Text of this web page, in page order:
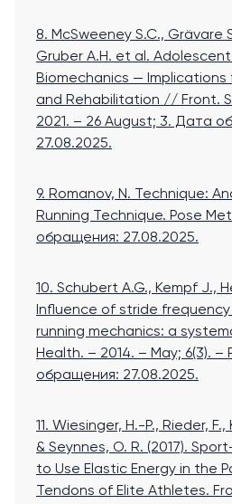
8. McSweeney S.C., Grävare
Gruber A.H. et al. Adolescent
Biomechanics — Implications
and Rehabilitation // Front.
2021. – 26 August; 3. Дата
27.08.2025.
9. Romanov, N. Technique:
Running Technique. Pose
обращения: 27.08.2025.
10. Schubert A.G., Kempf J.,
Influence of stride
running mechanics: a
Health. – 2014. – May; 6(3). –
обращения: 27.08.2025.
11. Wiesinger, H.-P., Rieder,
& Seynnes, O. R. (2017).
to Use Elastic Energy in the
Tendons of Elite Athletes.